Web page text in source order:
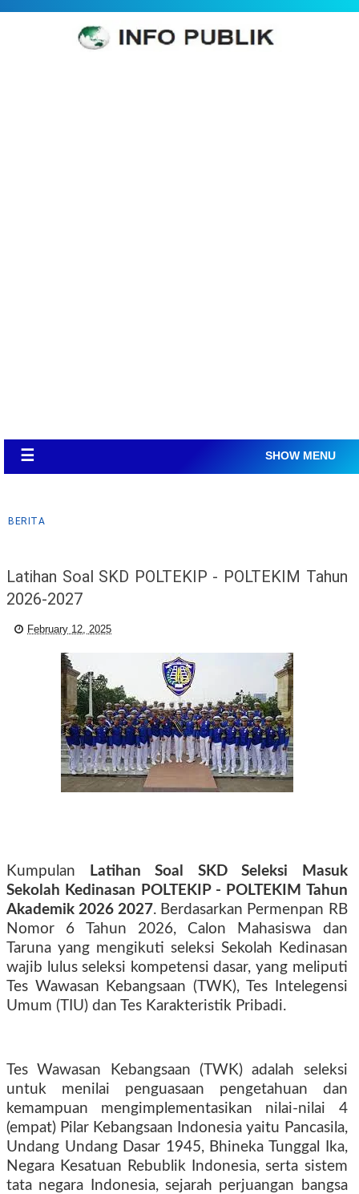
☰ SHOW MENU
BERITA
Latihan Soal SKD POLTEKIP - POLTEKIM Tahun
2026-2027
February 12, 2025
Kumpulan
Latihan Soal SKD Seleksi Masuk
Sekolah Kedinasan POLTEKIP - POLTEKIM Tahun
Akademik 2026 2027. Berdasarkan Permenpan RB
Nomor 6 Tahun 2026, Calon Mahasiswa dan
Taruna yang mengikuti seleksi Sekolah Kedinasan
wajib lulus seleksi kompetensi dasar, yang meliputi
Tes Wawasan Kebangsaan (TWK), Tes Intelegensi
Umum (TIU) dan Tes Karakteristik Pribadi.
Tes Wawasan Kebangsaan (TWK) adalah seleksi
untuk menilai penguasaan pengetahuan dan
kemampuan mengimplementasikan nilai-nilai 4
(empat) Pilar Kebangsaan Indonesia yaitu Pancasila,
Undang Undang Dasar 1945, Bhineka Tunggal Ika,
Negara Kesatuan Rebublik Indonesia, serta sistem
tata negara Indonesia, sejarah perjuangan bangsa